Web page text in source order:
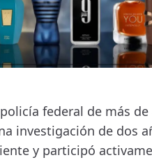
federal de más de
investigación de dos
y participó